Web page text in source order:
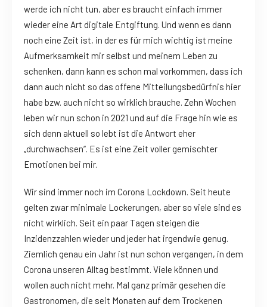
werde ich nicht tun, aber es braucht einfach immer
wieder eine Art digitale Entgiftung. Und wenn es dann
noch eine Zeit ist, in der es für mich wichtig ist meine
Aufmerksamkeit mir selbst und meinem Leben zu
schenken, dann kann es schon mal vorkommen, dass ich
dann auch nicht so das offene Mitteilungsbedürfnis hier
habe bzw. auch nicht so wirklich brauche. Zehn Wochen
leben wir nun schon in 2021 und auf die Frage hin wie es
sich denn aktuell so lebt ist die Antwort eher
„durchwachsen“. Es ist eine Zeit voller gemischter
Emotionen bei mir.
Wir sind immer noch im Corona Lockdown. Seit heute
gelten zwar minimale Lockerungen, aber so viele sind es
nicht wirklich. Seit ein paar Tagen steigen die
Inzidenzzahlen wieder und jeder hat irgendwie genug.
Ziemlich genau ein Jahr ist nun schon vergangen, in dem
Corona unseren Alltag bestimmt. Viele können und
wollen auch nicht mehr. Mal ganz primär gesehen die
Gastronomen, die seit Monaten auf dem Trockenen